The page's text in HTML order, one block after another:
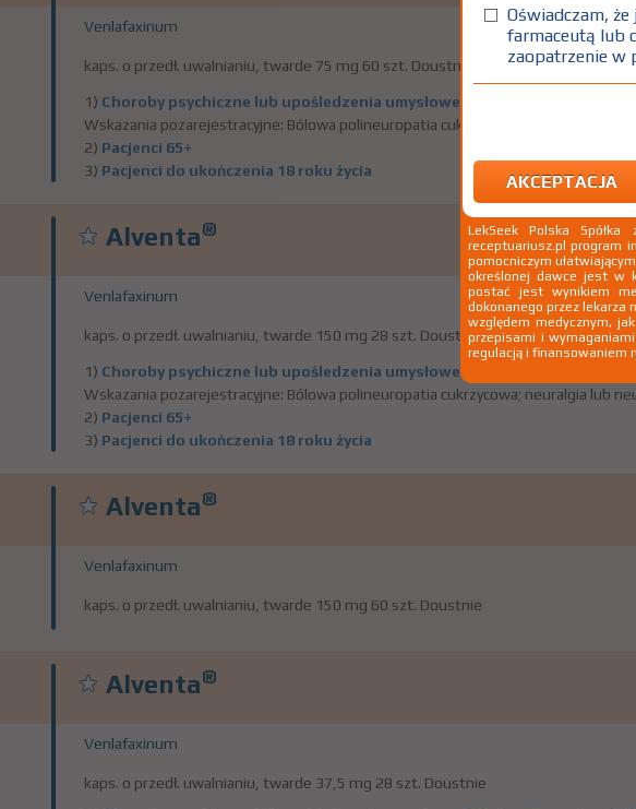
Venlafaxinum
kaps. o przedł. uwalnianiu, twarde 75 mg 60 szt. Doustnie
1) Choroby psychiczne lub upośledzenia umysłowe
Wskazania pozarejestracyjne: Bólowa polineuropatia cukrzycowa; neuralgia lub
2) Pacjenci 65+
3) Pacjenci do ukończenia 18 roku życia
Alventa®
Venlafaxinum
kaps. o przedł. uwalnianiu, twarde 150 mg 28 szt. Doustnie
1) Choroby psychiczne lub upośledzenia umysłowe
Wskazania pozarejestracyjne: Bólowa polineuropatia cukrzycowa; neuralgia lub
2) Pacjenci 65+
3) Pacjenci do ukończenia 18 roku życia
Alventa®
Venlafaxinum
kaps. o przedł. uwalnianiu, twarde 150 mg 60 szt. Doustnie
Alventa®
Venlafaxinum
kaps. o przedł. uwalnianiu, twarde 37,5 mg 28 szt. Doustnie
Oświadczam,
farmaceutą lub
zaopatrzenie w
AKCEPTACJA
LekSeek Polska
receptuariusz.pl program
pomocniczym
określonej dawce jest w
postać jest wynikiem
dokonanego przez lekarza
względem medycznym,
przepisami i
regulacją i finansowaniem